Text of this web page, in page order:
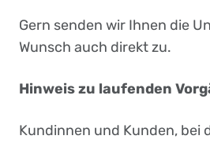
Gern senden wir Ihnen die
Wunsch auch direkt zu.
Hinweis zu laufenden
Kundinnen und Kunden, bei